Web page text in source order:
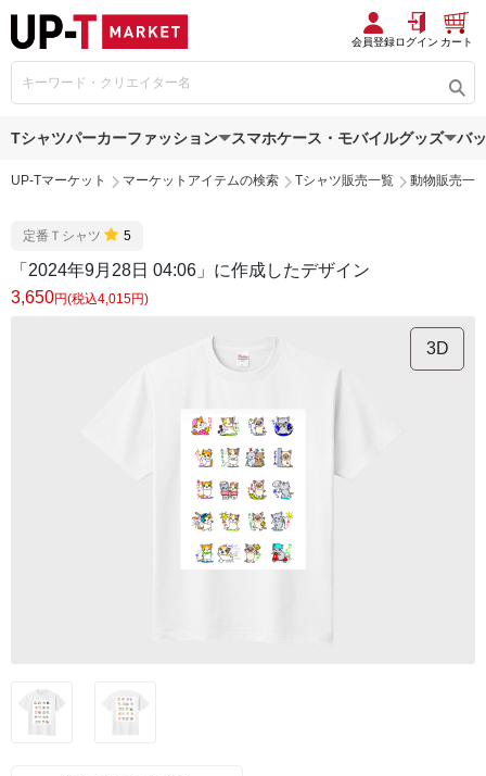
会員登録ログイン カート
Tシャツパーカーファッション スマホケース・モバイルグッズ バ
UP-Tマーケット マーケットアイテムの検索 Tシャツ販売一覧 動物販売一
定番Ｔシャツ 5
「2024年9月28日 04:06」に作成したデザイン
3,650円(税込4,015円)
3D